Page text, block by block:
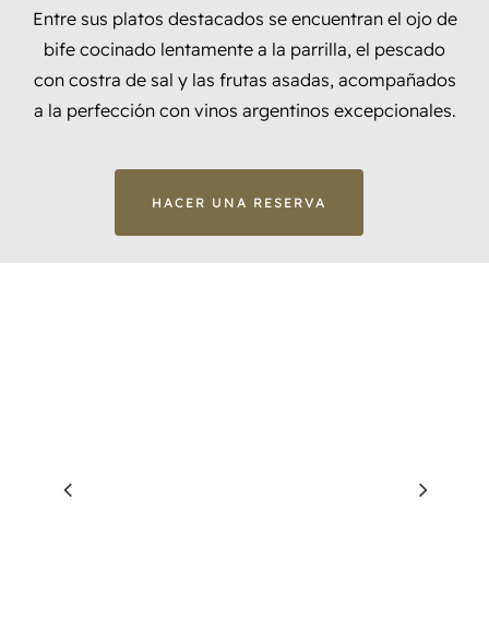
Entre sus platos destacados se encuentran el ojo de
bife cocinado lentamente a la parrilla, el pescado
con costra de sal y las frutas asadas, acompañados
a la perfección con vinos argentinos excepcionales.
HACER UNA RESERVA